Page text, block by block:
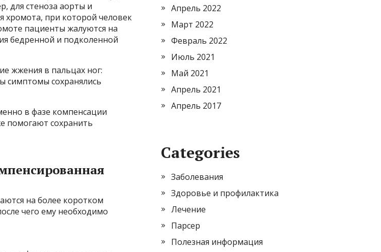
для стеноза аорты и
хромота, при которой человек
пациенты жалуются на
бедренной и подколенной
жжения в пальцах ног:
симптомы сохранялись
в фазе компенсации
помогают сохранить
на более коротком
чего ему необходимо
Апрель 2022
Март 2022
Февраль 2022
Июль 2021
Май 2021
Апрель 2021
Апрель 2017
Categories
Заболевания
Здоровье и профилактика
Лечение
Парсер
Полезная информация